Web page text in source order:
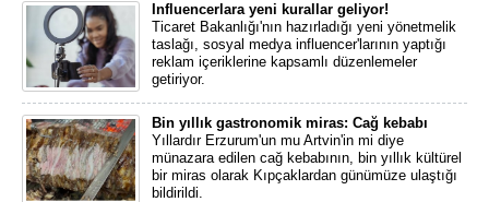
Influencerlara yeni kurallar geliyor!
Ticaret Bakanlığı'nın hazırladığı yeni yönetmelik
taslağı, sosyal medya influencer'larının yaptığı
reklam içeriklerine kapsamlı düzenlemeler
getiriyor.
Bin yıllık gastronomik miras: Cağ kebabı
Yıllardır Erzurum'un mu Artvin'in mi diye
münazara edilen cağ kebabının, bin yıllık kültürel
bir miras olarak Kıpçaklardan günümüze ulaştığı
bildirildi.